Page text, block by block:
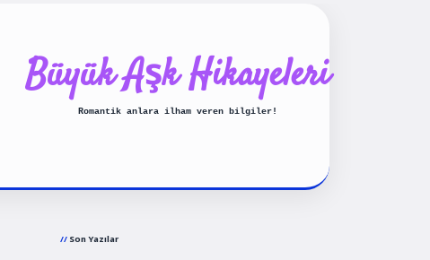
Büyük Aşk Hikayeleri
Romantik anlara ilham veren bilgiler!
Son Yazılar